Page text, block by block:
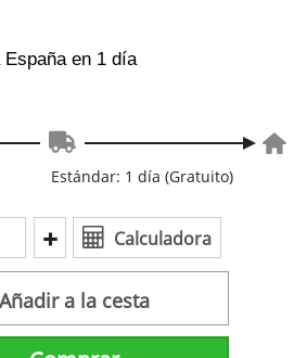
España en 1 día
Estándar: 1 día (Gratuito)
Calculadora
Añadir a la cesta